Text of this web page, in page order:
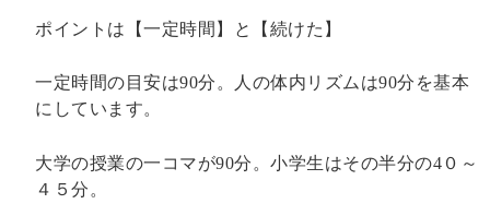
ポイントは【一定時間】と【続けた】
一定時間の目安は90分。人の体内リズムは90分を基本
にしています。
大学の授業の一コマが90分。小学生はその半分の4０～
４５分。